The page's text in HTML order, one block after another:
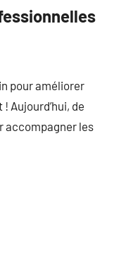
pour améliorer
Aujourd’hui, de
accompagner les